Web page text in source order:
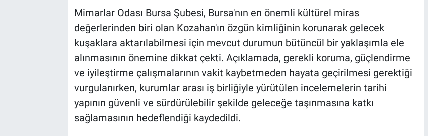
Mimarlar Odası Bursa Şubesi, Bursa'nın en önemli kültürel miras
değerlerinden biri olan Kozahan'ın özgün kimliğinin korunarak gelecek
kuşaklara aktarılabilmesi için mevcut durumun bütüncül bir yaklaşımla ele
alınmasının önemine dikkat çekti. Açıklamada, gerekli koruma, güçlendirme
ve iyileştirme çalışmalarının vakit kaybetmeden hayata geçirilmesi gerektiği
vurgulanırken, kurumlar arası iş birliğiyle yürütülen incelemelerin tarihi
yapının güvenli ve sürdürülebilir şekilde geleceğe taşınmasına katkı
sağlamasının hedeflendiği kaydedildi.